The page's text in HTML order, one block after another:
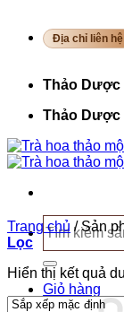
qua
Địa chỉ liên hệ
Thảo Dược
Thảo Dược
Tìm
kiếm:
Giỏ hàng
Trang chủ /Sản
Lọc
Hiển thị kết quả